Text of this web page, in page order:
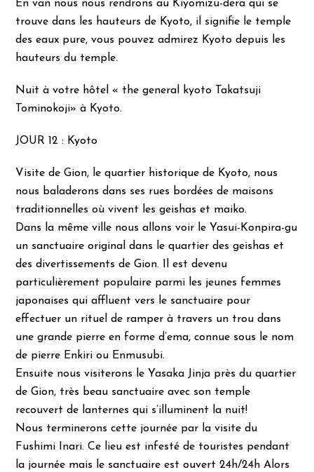
En van nous nous rendrons au Kiyomizu-dera qui se
trouve dans les hauteurs de Kyoto, il signifie le temple
des eaux pure, vous pouvez admirez Kyoto depuis les
hauteurs du temple.
Nuit à votre hôtel « the general kyoto Takatsuji
Tominokoji» à Kyoto.
JOUR 12 : Kyoto
Visite de Gion, le quartier historique de Kyoto, nous
nous baladerons dans ses rues bordées de maisons
traditionnelles où vivent les geishas et maiko.
Dans la même ville nous allons voir le Yasui-Konpira-gu
un sanctuaire original dans le quartier des geishas et
des divertissements de Gion. Il est devenu
particulièrement populaire parmi les jeunes femmes
japonaises qui affluent vers le sanctuaire pour
effectuer un rituel de ramper à travers un trou dans
une grande pierre en forme d’ema, connue sous le nom
de pierre Enkiri ou Enmusubi.
Ensuite nous visiterons le Yasaka Jinja près du quartier
de Gion, très beau sanctuaire avec son temple
recouvert de lanternes qui s’illuminent la nuit!
Nous terminerons cette journée par la visite du
Fushimi Inari. Ce lieu est infesté de touristes pendant
la journée mais le sanctuaire est ouvert 24h/24h Alors